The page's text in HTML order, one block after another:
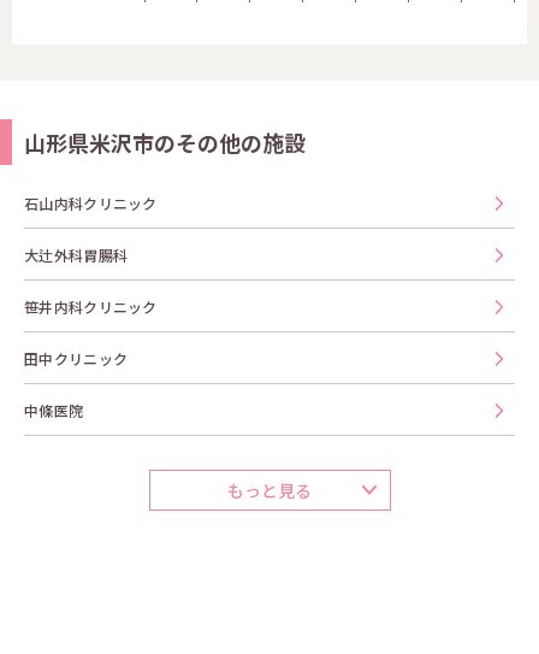
山形県米沢市のその他の施設
石山内科クリニック
大辻外科胃腸科
笹井内科クリニック
田中クリニック
中條医院
もっと見る